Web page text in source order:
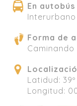
En autobús
Forma de
Latidud:
Longitud: